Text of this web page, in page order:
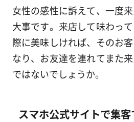
女性の感性に訴えて、一度
大事です。来店して味わっ
際に美味しければ、そのお
なり、お友達を連れてまた
ではないでしょうか。
スマホ公式サイトで集